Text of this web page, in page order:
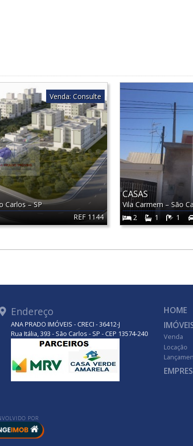
REF 1144
Carlos–SP
Venda: Consulte
CASAS
Vila Carmem – São
2
1 1
Endereço
ANA PRADO IMÓVEIS - CRECI - 36412-J
Rua Itália, 393 - São Carlos - SP - CEP 13574-240
HOME
Venda
Locação
POR